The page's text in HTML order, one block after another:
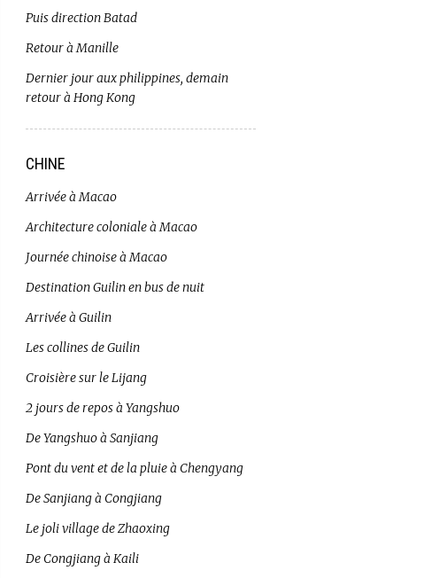
Puis direction Batad
Retour à Manille
Dernier jour aux philippines, demain
retour à Hong Kong
CHINE
Arrivée à Macao
Architecture coloniale à Macao
Journée chinoise à Macao
Destination Guilin en bus de nuit
Arrivée à Guilin
Les collines de Guilin
Croisière sur le Lijang
2 jours de repos à Yangshuo
De Yangshuo à Sanjiang
Pont du vent et de la pluie à Chengyang
De Sanjiang à Congjiang
Le joli village de Zhaoxing
De Congjiang à Kaili